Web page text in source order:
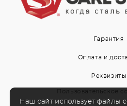
Гарантия
Оплата и
Реквизиты
Пользовательское
Наш сайт использует файлы